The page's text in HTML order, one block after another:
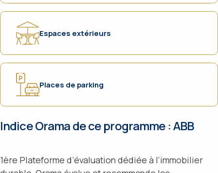
Espaces extérieurs
Places de parking
Indice Orama de ce programme :ABB
1ère Plateforme d’évaluation dédiée à l’immobilier